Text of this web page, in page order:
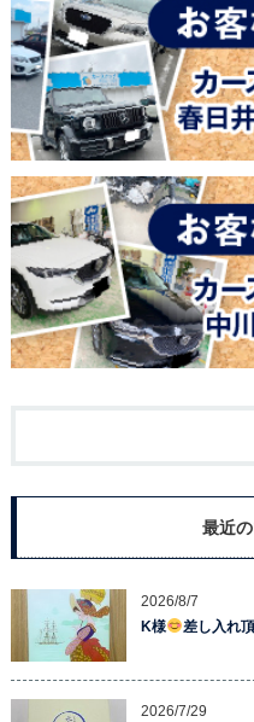
最近
2026/8/7
K様
差し入れ
2026/7/29